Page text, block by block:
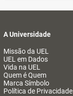
A Universidade
Missão da UEL
UEL em Dados
Vida na UEL
Quem é Quem
Marca Símbolo
Política de Privacidade